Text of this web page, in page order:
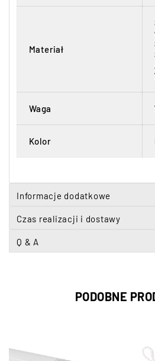
Materiał
Waga
Kolor
Informacje dodatkowe
Czas realizacji i dostawy
Q & A
PODOBNE